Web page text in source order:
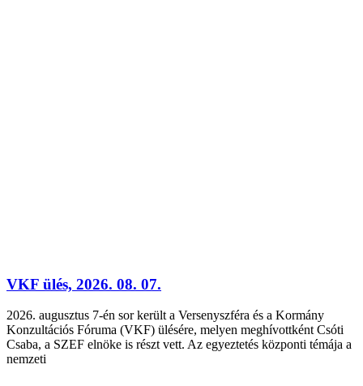
VKF ülés, 2026. 08. 07.
2026. augusztus 7-én sor került a Versenyszféra és a Kormány
Konzultációs Fóruma (VKF) ülésére, melyen meghívottként Csóti
Csaba, a SZEF elnöke is részt vett. Az egyeztetés központi témája a
nemzeti